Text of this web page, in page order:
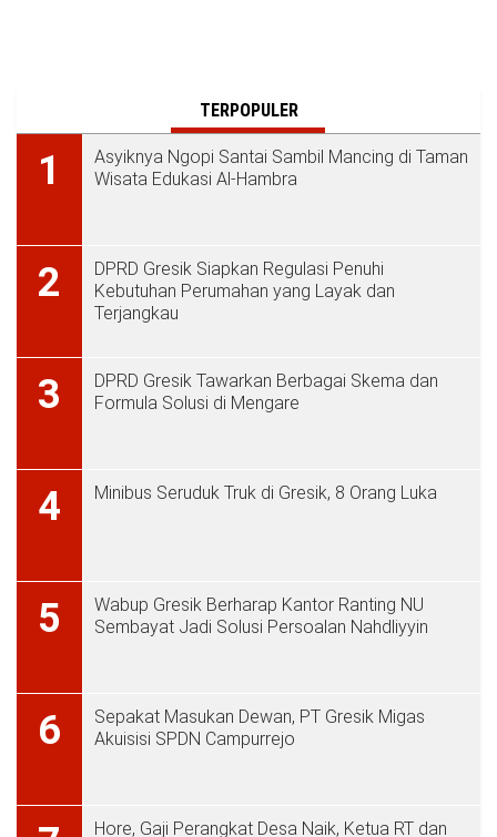
TERPOPULER
1
Asyiknya Ngopi Santai Sambil Mancing di Taman
Wisata Edukasi Al-Hambra
2
DPRD Gresik Siapkan Regulasi Penuhi
Kebutuhan Perumahan yang Layak dan
Terjangkau
3
DPRD Gresik Tawarkan Berbagai Skema dan
Formula Solusi di Mengare
4 Minibus Seruduk Truk di Gresik, 8 Orang Luka
5
Wabup Gresik Berharap Kantor Ranting NU
Sembayat Jadi Solusi Persoalan Nahdliyyin
6
Sepakat Masukan Dewan, PT Gresik Migas
Akuisisi SPDN Campurrejo
Hore, Gaji Perangkat Desa Naik, Ketua RT dan